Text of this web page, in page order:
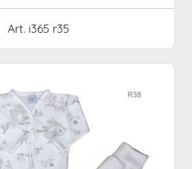
Art. i365 r35